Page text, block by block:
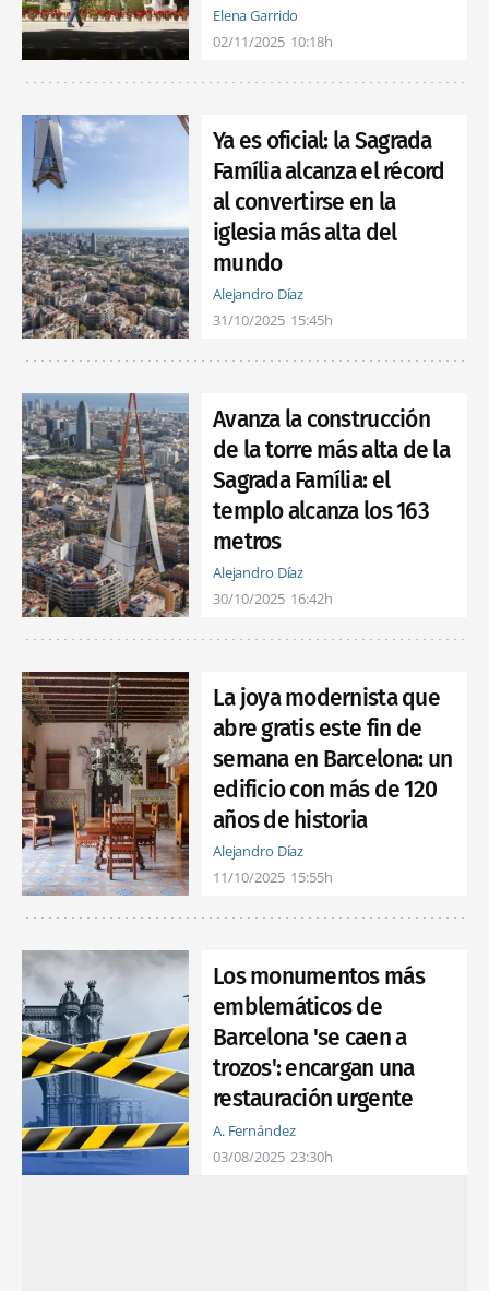
Elena Garrido
02/11/2025 10:18h
Ya es oficial: la Sagrada
Família alcanza el récord
al convertirse en la
iglesia más alta del
mundo
Alejandro Díaz
31/10/2025 15:45h
Avanza la construcción
de la torre más alta de la
Sagrada Família: el
templo alcanza los 163
metros
Alejandro Díaz
30/10/2025 16:42h
La joya modernista que
abre gratis este fin de
semana en Barcelona: un
edificio con más de 120
años de historia
Alejandro Díaz
11/10/2025 15:55h
Los monumentos más
emblemáticos de
Barcelona 'se caen a
trozos': encargan una
restauración urgente
A. Fernández
03/08/2025 23:30h